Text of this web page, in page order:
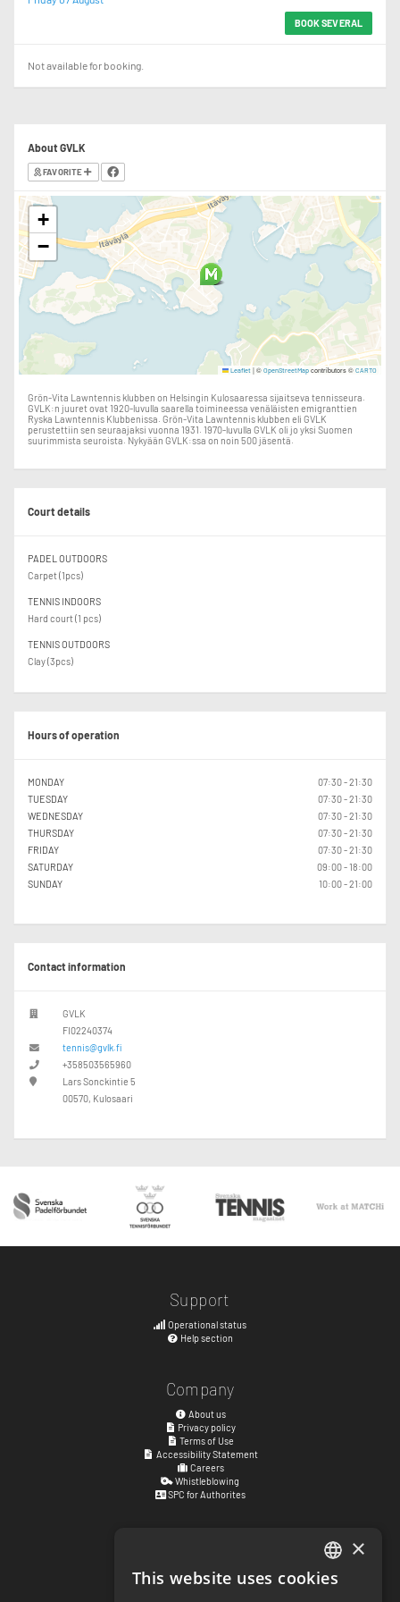
BOOK SEVERAL
Not available for booking.
About GVLK
FAVORITE
+
−
Leaflet |© OpenStreetMap contributors © CARTO
Grön-Vita Lawntennis klubben on Helsingin Kulosaaressa sijaitseva tennisseura.
GVLK:n juuret ovat 1920-luvulla saarella toimineessa venäläisten emigranttien
Ryska Lawntennis Klubbenissa. Grön-Vita Lawntennis klubben eli GVLK
perustettiin sen seuraajaksi vuonna 1931. 1970-luvulla GVLK oli jo yksi Suomen
suurimmista seuroista. Nykyään GVLK:ssa on noin 500 jäsentä.
Court details
PADEL OUTDOORS
Carpet (1pcs)
TENNIS INDOORS
Hard court (1 pcs)
TENNIS OUTDOORS
Clay (3pcs)
Hours of operation
MONDAY
07:30 - 21:30
TUESDAY
07:30 - 21:30
WEDNESDAY
07:30 - 21:30
THURSDAY
07:30 - 21:30
FRIDAY
07:30 - 21:30
SATURDAY
09:00 - 18:00
SUNDAY
10:00 - 21:00
Contact information
GVLK
FI02240374
tennis@gvlk.fi
+358503565960
Lars Sonckintie 5
00570, Kulosaari
Support
Operational status
Help section
Company
About us
Privacy policy
Terms of Use
Accessibility Statement
Careers
Whistleblowing
SPC for Authorites
Kyrkogatan 17
411 15Göteborg,Sweden ENGLISH
×
This website uses cookies